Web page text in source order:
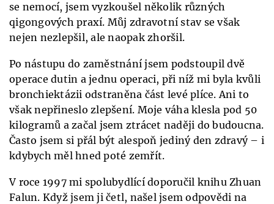
se nemocí, jsem vyzkoušel několik různých
qigongových praxí. Můj zdravotní stav se však
nejen nezlepšil, ale naopak zhoršil.
Po nástupu do zaměstnání jsem podstoupil dvě
operace dutin a jednu operaci, při níž mi byla kvůli
bronchiektázii odstraněna část levé plíce. Ani to
však nepřineslo zlepšení. Moje váha klesla pod 50
kilogramů a začal jsem ztrácet naději do budoucna.
Často jsem si přál být alespoň jediný den zdravý – i
kdybych měl hned poté zemřít.
V roce 1997 mi spolubydlící doporučil knihu Zhuan
Falun. Když jsem ji četl, našel jsem odpovědi na